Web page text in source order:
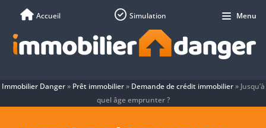
Immobilier Danger» Prêt immobilier» Demande de crédit immobilier» Jusqu’à
quel âge emprunter ?
Accueil Simulation Menu